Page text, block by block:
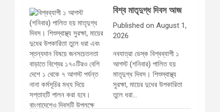
বিশ্ব মাতৃদুগ্ধ দিবস আজ
Published on August 1,
2026
নবযাত্রা ডেস্ক বিশ্বব্যাপী ১
আগস্ট (শনিবার) পালিত হয়
মাতৃদুগ্ধ দিবস। শিশুস্বাস্থ্য
সুরক্ষা, মায়ের দুধের উপকারিতা
তুলে ধরা…